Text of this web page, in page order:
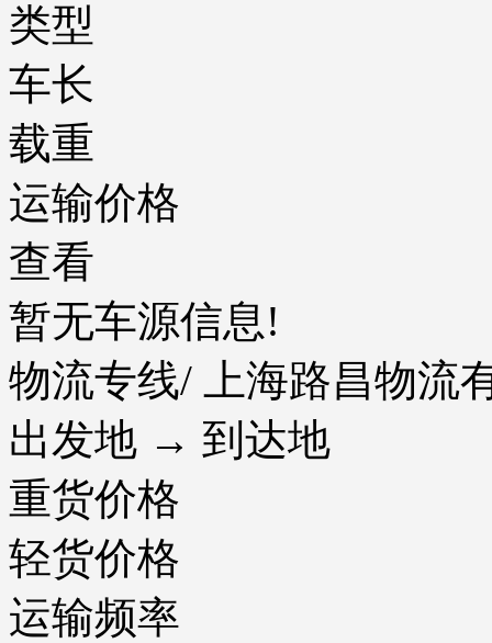
类型
车长
载重
运输价格
查看
暂无车源信息!
物流专线/ 上海路昌物流
出发地 → 到达地
重货价格
轻货价格
运输频率